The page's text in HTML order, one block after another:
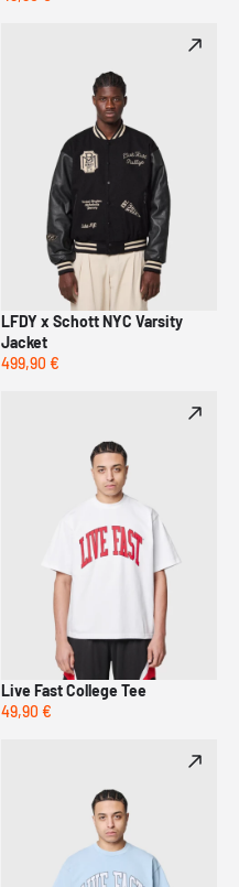
LFDY x Schott NYC Varsity
Jacket
499,90 €
Live Fast College Tee
49,90 €